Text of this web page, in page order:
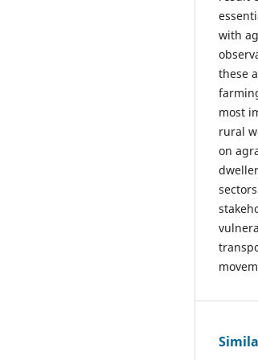
with
these
most
rural
on